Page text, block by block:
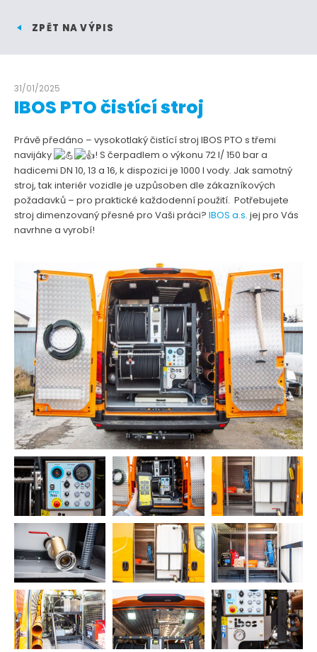
ZPĚT NA VÝPIS
31/01/2025
IBOS PTO čistící stroj
Právě předáno – vysokotlaký čistící stroj IBOS PTO s třemi
navijáky
! S čerpadlem o výkonu 72 l/ 150 bar a
hadicemi DN 10, 13 a 16, k dispozici je 1000 l vody. Jak samotný
stroj, tak interiér vozidle je uzpůsoben dle zákazníkových
požadavků – pro praktické každodenní použití. Potřebujete
stroj dimenzovaný přesné pro Vaši práci? IBOS a.s. jej pro Vás
navrhne a vyrobí!